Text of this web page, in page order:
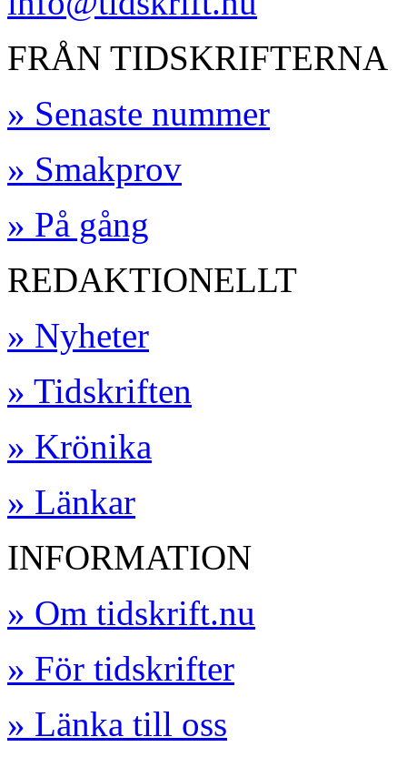
FRÅN TIDSKRIFTERNA
» Senaste nummer
» Smakprov
» På gång
REDAKTIONELLT
» Nyheter
» Tidskriften
» Krönika
» Länkar
INFORMATION
» Om tidskrift.nu
» För tidskrifter
» Länka till oss